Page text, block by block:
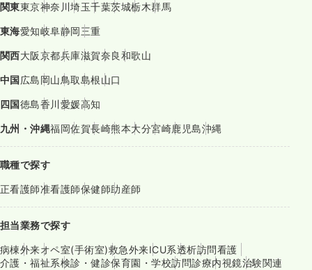
関東東京神奈川埼玉千葉茨城栃木群馬
東海愛知岐阜静岡三重
関西大阪京都兵庫滋賀奈良和歌山
中国広島岡山鳥取島根山口
四国徳島香川愛媛高知
九州・沖縄福岡佐賀長崎熊本大分宮崎鹿児島沖縄
職種で探す
正看護師准看護師保健師助産師
担当業務で探す
病棟外来オペ室(手術室)救急外来ICU系透析訪問看護
介護・福祉系検診・健診保育園・学校訪問診療内視鏡治験関連